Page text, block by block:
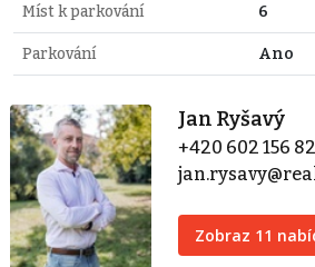
Míst k parkování 6
Parkování Ano
Jan Ryšavý
+420 602 156
Zobraz 11